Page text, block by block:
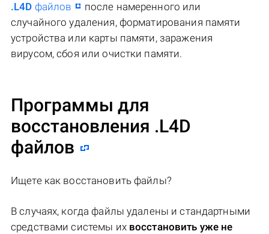
.L4D файлов
после намеренного или
случайного удаления, форматирования памяти
устройства или карты памяти, заражения
вирусом, сбоя или очистки памяти.
Программы для
восстановления .L4D
файлов
Ищете как восстановить файлы?
В случаях, когда файлы удалены и стандартными
средствами системы их восстановить уже не